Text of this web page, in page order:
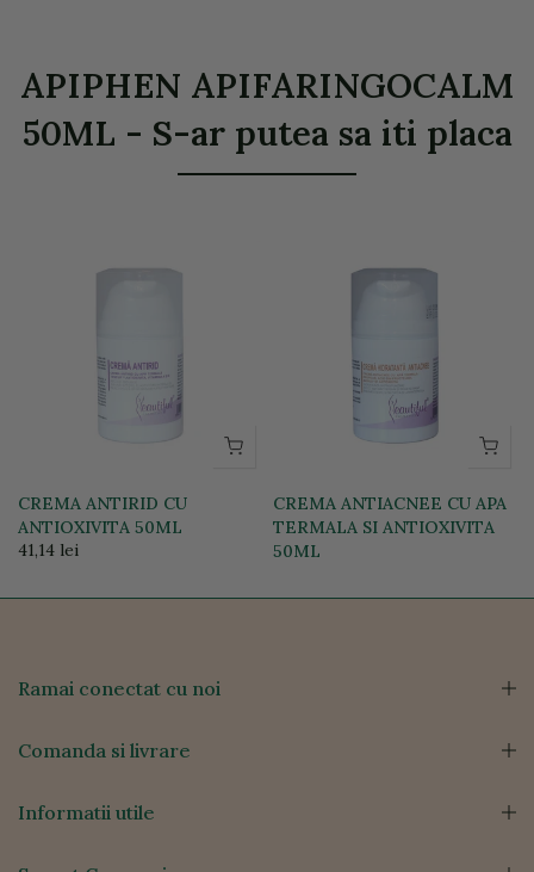
APIPHEN APIFARINGOCALM
50ML - S-ar putea sa iti placa
CREMA ANTIRID CU
ANTIOXIVITA 50ML
41,14 lei
CREMA ANTIACNEE CU APA
TERMALA SI ANTIOXIVITA
50ML
Ramai conectat cu noi
Comanda si livrare
Informatii utile